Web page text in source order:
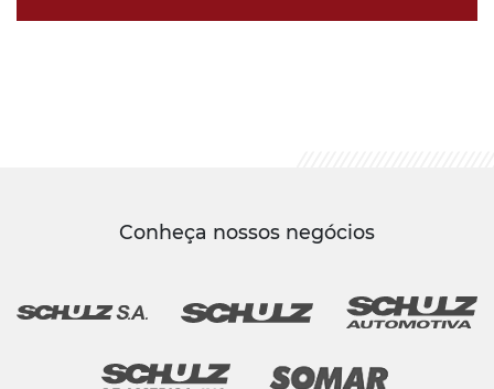
Conheça nossos negócios